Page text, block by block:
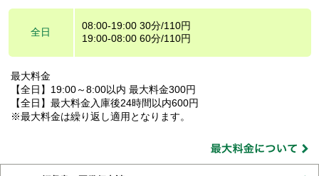
全日
08:00-19:00 30分/110円
19:00-08:00 60分/110円
最大料金
【全日】19:00～8:00以内 最大料金300円
【全日】最大料金入庫後24時間以内600円
※最大料金は繰り返し適用となります。